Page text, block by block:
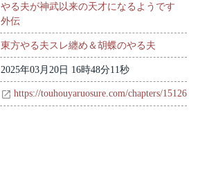
やる夫が神武以来の天才になるようです
外伝
東方やる夫スレ纏め＆胡蝶のやる夫
2025年03月20日 16時48分11秒
https://touhouyaruosure.com/chapters/15126